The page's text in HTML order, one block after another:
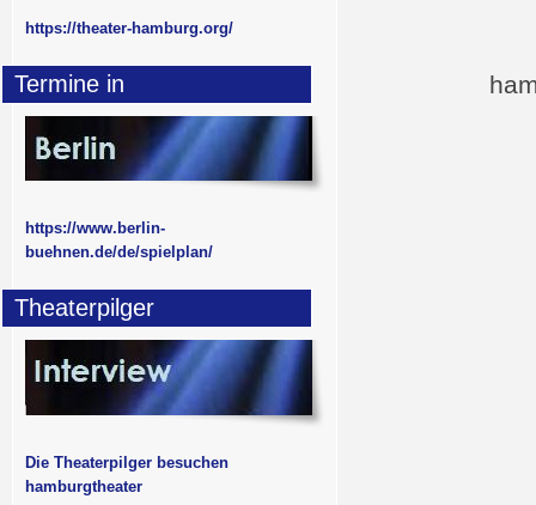
https://theater-hamburg.org/
Termine in
https://www.berlin-
buehnen.de/de/spielplan/
Theaterpilger
Die Theaterpilger besuchen
hamburgtheater